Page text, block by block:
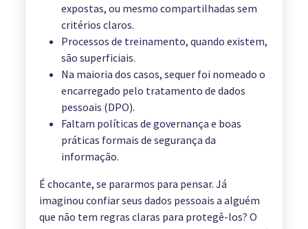
expostas, ou mesmo compartilhadas sem
critérios claros.
Processos de treinamento, quando existem,
são superficiais.
Na maioria dos casos, sequer foi nomeado o
encarregado pelo tratamento de dados
pessoais (DPO).
Faltam políticas de governança e boas
práticas formais de segurança da
informação.
É chocante, se pararmos para pensar. Já
imaginou confiar seus dados pessoais a alguém
que não tem regras claras para protegê-los? O